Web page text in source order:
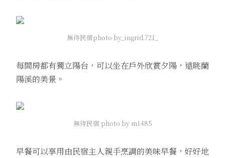
無待民宿photo by_ingrid.721_
每間房都有獨立陽台，可以坐在戶外欣賞夕陽，遠眺蘭
陽溪的美景。
無待民宿 photo by m1485
早餐可以享用由民宿主人親手烹調的美味早餐，好好地